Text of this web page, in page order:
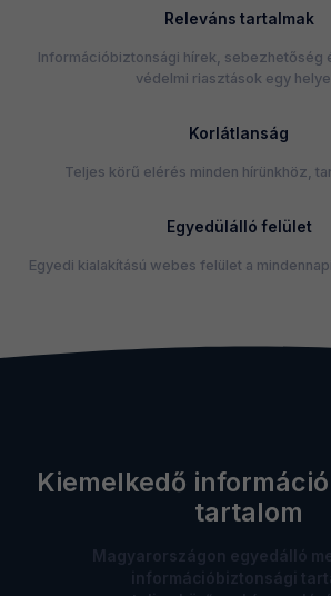
Releváns tartalmak
Információbiztonsági hírek, sebezhetőség
védelmi riasztások egy
Korlátlanság
Teljes körű elérés minden hírünkhöz,
Egyedülálló felület
Egyedi kialakítású webes felület a
Kiemelkedő
tartalom